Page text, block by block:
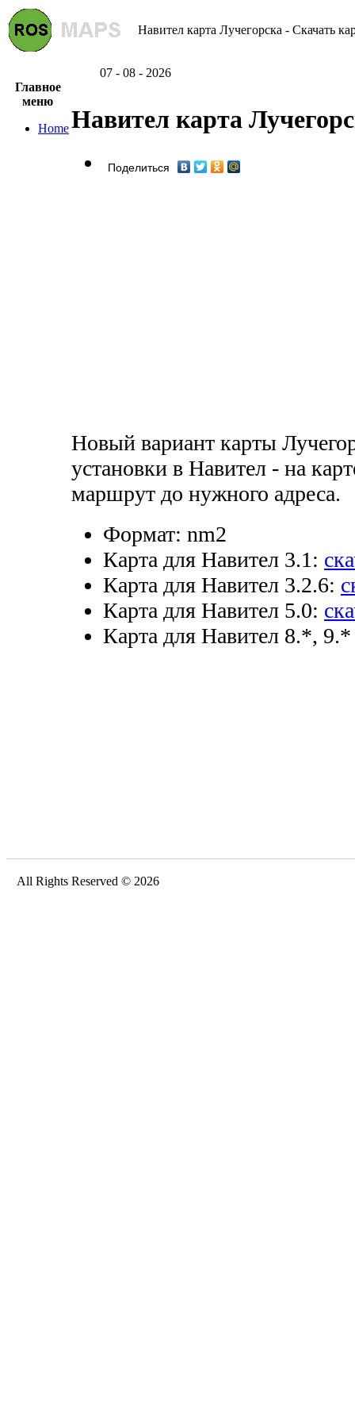
Навител карта Лучегорска - Скачать
07 - 08 - 2026
Главное
меню
HomeНавител карта
Поделиться
Новый вариант карты
установки в Навител - на
маршрут до нужного адреса.
Формат: nm2
Карта для Навител 3.1:
Карта для Навител 3.2.6:
Карта для Навител 5.0:
Карта для Навител 8.*,
All Rights Reserved © 2026